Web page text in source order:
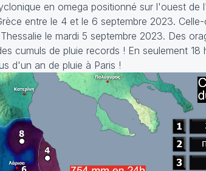
en omega positionné sur l'ouest
entre le 4 et le 6 septembre 2023.
le mardi 5 septembre 2023. Des
cumuls de pluie records ! En seulement
d'un an de pluie à Paris !